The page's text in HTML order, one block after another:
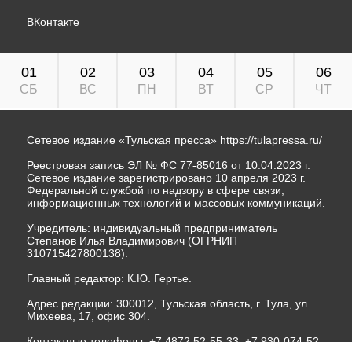
ВКонтакте
01
СБ
02
ВС
03
ПН
04
ВТ
05
СР
06
ЧТ
Сетевое издание «Тульская пресса» https://tulapressa.ru/
Реестровая запись ЭЛ № ФС 77-85016 от 10.04.2023 г.
Сетевое издание зарегистрировано 10 апреля 2023 г.
Федеральной службой по надзору в сфере связи,
информационных технологий и массовых коммуникаций.
Учредитель: индивидуальный предприниматель
Степанов Илья Владимирович (ОГРНИП
310715427800138).
Главный редактор: К.Ю. Гертье.
Адрес редакции: 300012, Тульская область, г. Тула, ул.
Михеева, 17, офис 304.